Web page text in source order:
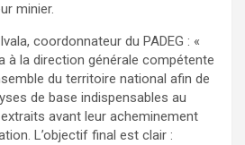
minier.
coordonnateur du PADEG : «
à la direction générale compétente
du territoire national afin de
de base indispensables au
avant leur acheminement
L’objectif final est clair :